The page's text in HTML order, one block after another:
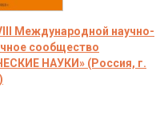
Международной научно-
сообщество
НАУКИ» (Россия, г.